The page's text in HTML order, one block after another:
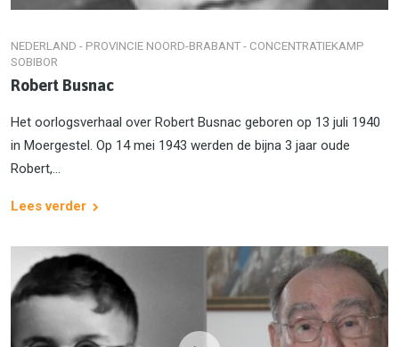
NEDERLAND - PROVINCIE NOORD-BRABANT - CONCENTRATIEKAMP
SOBIBOR
Robert Busnac
Het oorlogsverhaal over Robert Busnac geboren op 13 juli 1940
in Moergestel. Op 14 mei 1943 werden de bijna 3 jaar oude
Robert,...
Lees verder